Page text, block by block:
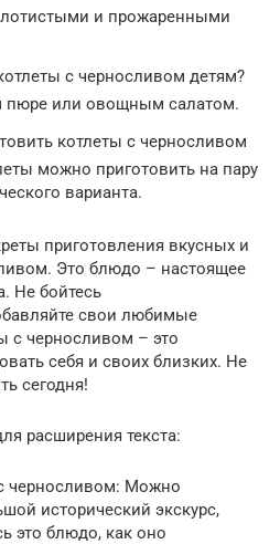
и прожаренными
с черносливом детям?
пюре или овощным салатом.
котлеты с черносливом
можно приготовить на пару
варианта.
приготовления вкусных и
Это блюдо – настоящее
Не бойтесь
свои любимые
с черносливом – это
себя и своих близких. Не
сегодня!
расширения текста:
черносливом: Можно
исторический экскурс,
это блюдо, как оно